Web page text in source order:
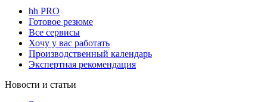
hh PRO
Готовое резюме
Все сервисы
Хочу у вас работать
Производственный календарь
Экспертная рекомендация
Новости и статьи